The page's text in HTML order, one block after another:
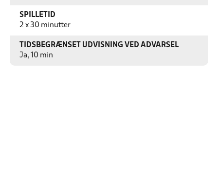
SPILLETID
2 x 30 minutter
TIDSBEGRÆNSET UDVISNING VED ADVARSEL
Ja, 10 min